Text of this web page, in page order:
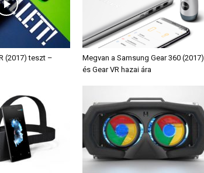
(2017) teszt –
Megvan a Samsung Gear 360 (2017)
és Gear VR hazai ára